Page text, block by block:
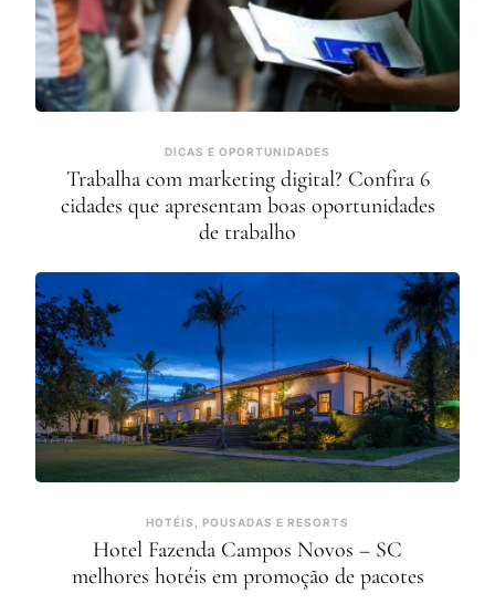
DICAS E OPORTUNIDADES
Trabalha com marketing digital? Confira 6
cidades que apresentam boas oportunidades
de trabalho
HOTÉIS, POUSADAS E RESORTS
Hotel Fazenda Campos Novos – SC
melhores hotéis em promoção de pacotes